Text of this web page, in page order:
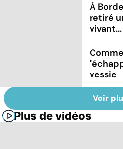
À
retiré
vessie
Voir
Plus de vidéos